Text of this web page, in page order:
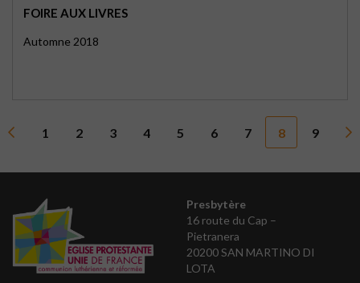
FOIRE AUX LIVRES
Automne 2018
1 2 3 4 5 6 7 8 9
Presbytère
16 route du Cap –
Pietranera
20200 SAN MARTINO DI
LOTA